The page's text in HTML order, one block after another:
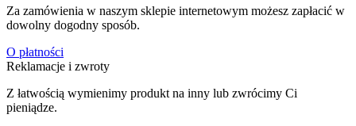
Za zamówienia w naszym sklepie internetowym możesz zapłacić w
dowolny dogodny sposób.
O płatności
Reklamacje i zwroty
Z łatwością wymienimy produkt na inny lub zwrócimy Ci
pieniądze.